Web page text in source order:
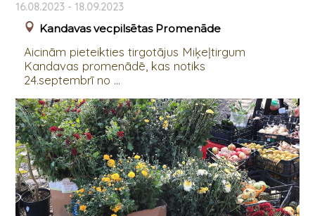
16.08.2023 - 18.09.2023
Kandavas vecpilsētas Promenāde
Aicinām pieteikties tirgotājus Miķeļtirgum
Kandavas promenādē, kas notiks
24.septembrī no ...